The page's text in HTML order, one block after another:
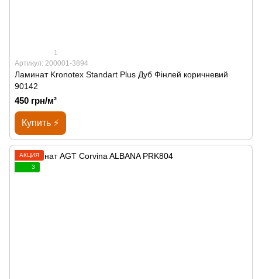
1
Артикул: 200001-3894
Ламинат Kronotex Standart Plus Дуб Фінлей коричневий
90142
450 грн/м²
Купить ⚡
АКЦИЯ
3